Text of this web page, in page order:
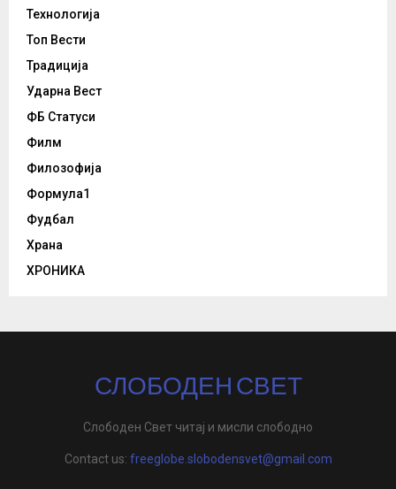
Технологија
Топ Вести
Традиција
Ударна Вест
ФБ Статуси
Филм
Филозофија
Формула1
Фудбал
Храна
ХРОНИКА
СЛОБОДЕН СВЕТ
Слободен Свет читај и мисли слободно
Contact us: freeglobe.slobodensvet@gmail.com